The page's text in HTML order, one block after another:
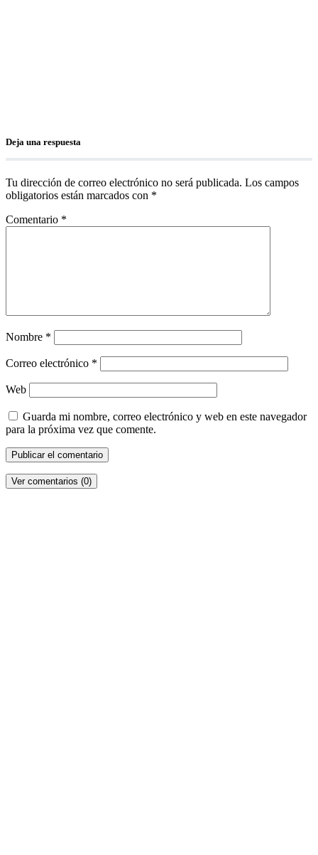
Deja una respuesta
Tu dirección de correo electrónico no será publicada. Los campos
obligatorios están marcados con *
Comentario *
Nombre *
Correo electrónico *
Web
Guarda mi nombre, correo electrónico y web en este navegador
para la próxima vez que comente.
Ver comentarios (0)